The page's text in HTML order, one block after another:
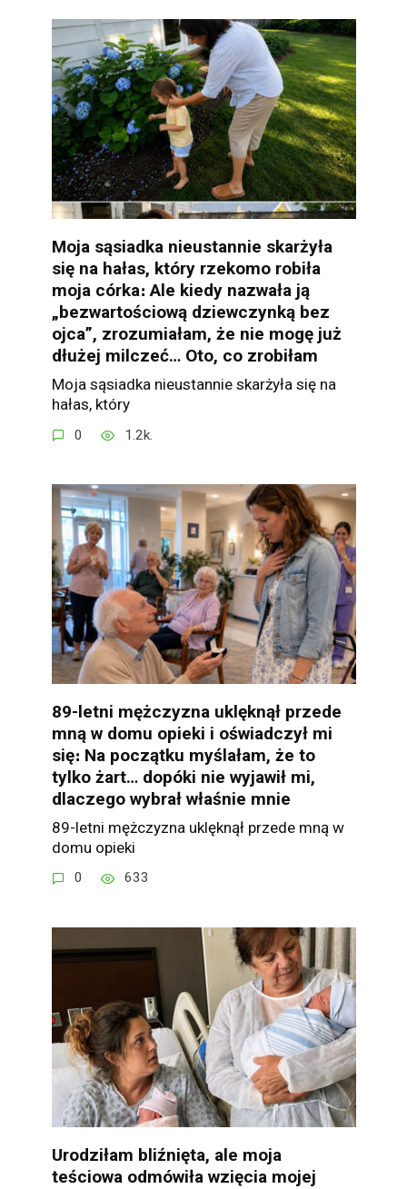
Moja sąsiadka nieustannie skarżyła
się na hałas, który rzekomo robiła
moja córka։ Ale kiedy nazwała ją
„bezwartościową dziewczynką bez
ojca”, zrozumiałam, że nie mogę już
dłużej milczeć… Oto, co zrobiłam
Moja sąsiadka nieustannie skarżyła się na
hałas, który
0 1.2k.
89-letni mężczyzna uklęknął przede
mną w domu opieki i oświadczył mi
się։ Na początku myślałam, że to
tylko żart… dopóki nie wyjawił mi,
dlaczego wybrał właśnie mnie
89-letni mężczyzna uklęknął przede mną w
domu opieki
0 633
Urodziłam bliźnięta, ale moja
teściowa odmówiła wzięcia mojej